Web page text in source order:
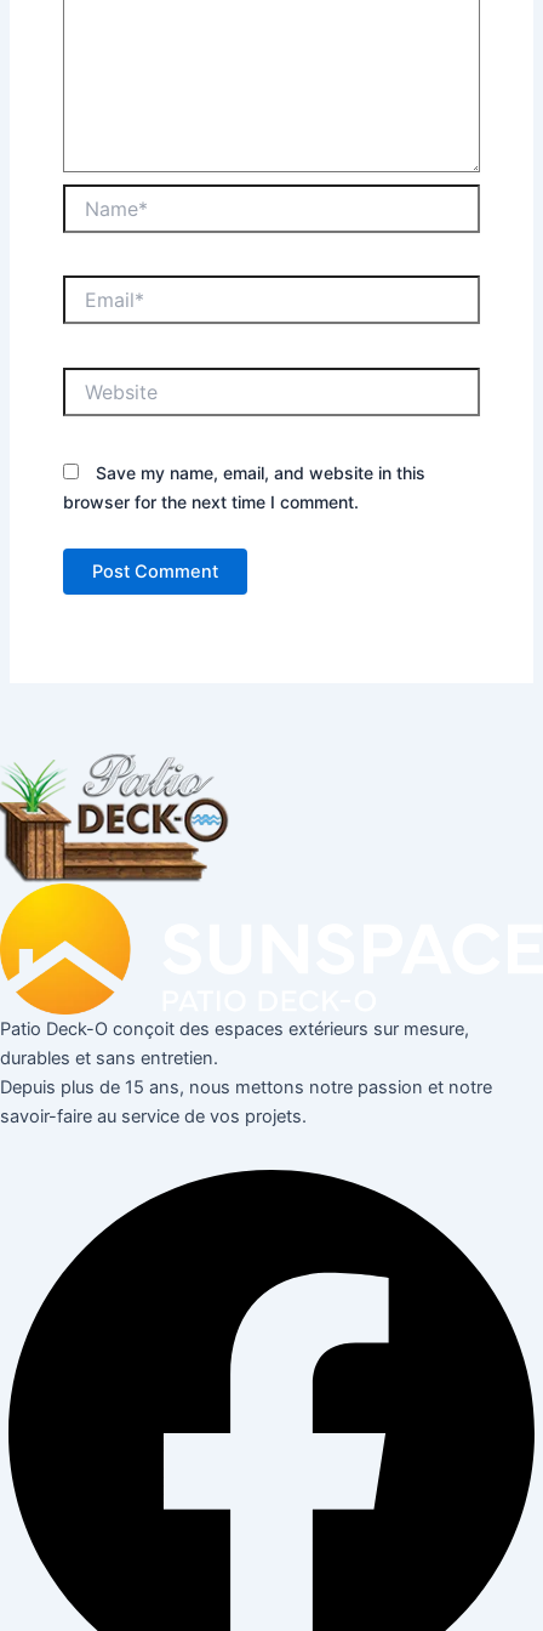
Save my name, email, and website in this
browser for the next time I comment.
Patio Deck-O conçoit des espaces extérieurs sur mesure,
durables et sans entretien.
Depuis plus de 15 ans, nous mettons notre passion et notre
savoir-faire au service de vos projets.